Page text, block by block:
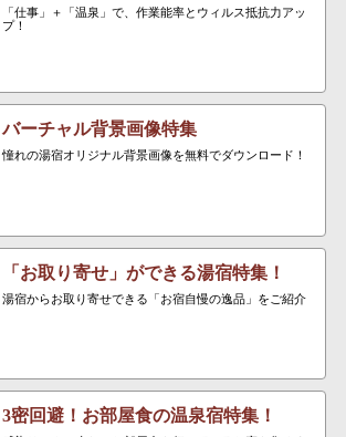
「仕事」＋「温泉」で、作業能率とウィルス抵抗力アッ
プ！
バーチャル背景画像特集
憧れの湯宿オリジナル背景画像を無料でダウンロード！
「お取り寄せ」ができる湯宿特集！
湯宿からお取り寄せできる「お宿自慢の逸品」をご紹介
3密回避！お部屋食の温泉宿特集！